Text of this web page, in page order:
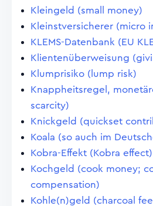
Kleingeld (small money)
Kleinstversicherer (micro
KLEMS-Datenbank (EU
Klientenüberweisung
Klumprisiko (lump risk)
Knappheitsregel,
scarcity)
Knickgeld (quickset
Koala (so auch im
Kobra-Effekt (Kobra effect)
Kochgeld (cook money;
compensation)
Kohle(n)geld (charcoal